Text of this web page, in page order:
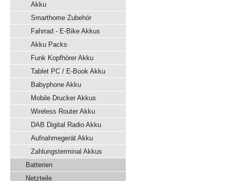
Akku
Smarthome Zubehör
Fahrrad - E-Bike Akkus
Akku Packs
Funk Kopfhörer Akku
Tablet PC / E-Book Akku
Babyphone Akku
Mobile Drucker Akkus
Wireless Router Akku
DAB Digital Radio Akku
Aufnahmegerät Akku
Zahlungsterminal Akkus
Batterien
Netzteile